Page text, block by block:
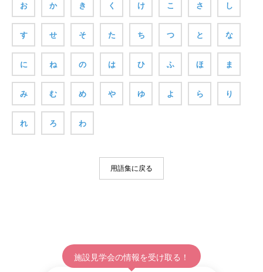
お か き く け こ さ し
す せ そ た ち つ と な
に ね の は ひ ふ ほ ま
み む め や ゆ よ ら り
れ ろ わ
用語集に戻る
施設見学会の情報を受け取る！